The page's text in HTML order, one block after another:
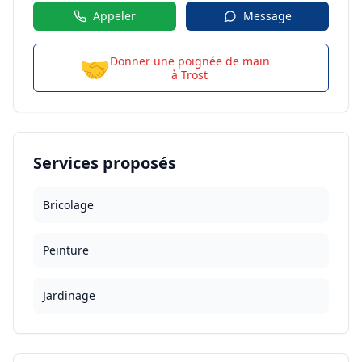
Appeler Message
🤝Donner une poignée de main
à Trost
Services proposés
Bricolage
Peinture
Jardinage